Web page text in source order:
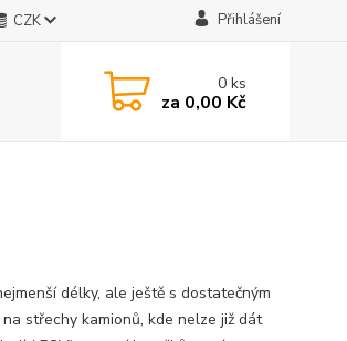
CZK Přihlášení
0ks
za 0,00 Kč
délky, ale ještě s dostatečným
střechy kamionů, kde nelze již dát